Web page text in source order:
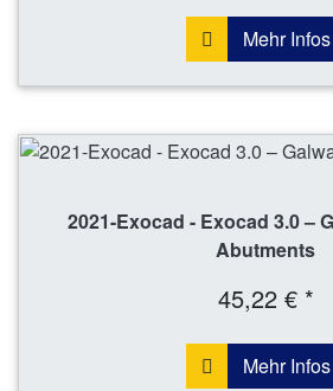
Mehr Infos
2021-Exocad - Exocad 3.0 –
Abutments
45,22 € *
Mehr Infos